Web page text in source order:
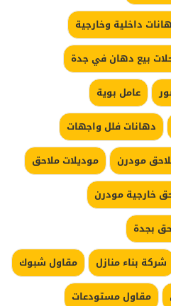
داخلية وخارجية
بيع دهان في جدة
عامل بوية
دهانات فلل واجهات
مودرن
موديلات ملاحق
خارجية مودرن
بجدة
شركة بناء منازل
مقاول شبوك
مقاول مستودعات